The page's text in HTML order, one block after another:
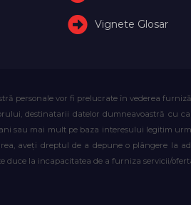
Vignete Glosar
personale vor fi prelucrate în vederea
destinatarii datelor dumneavoastră cu
sau mai mult pe baza interesului legitim
aveți dreptul de a depune o plângere la
duce la incapacitatea de a furniza servicii/